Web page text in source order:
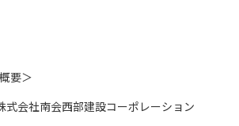
要＞
式会社南会西部建設コーポレーション